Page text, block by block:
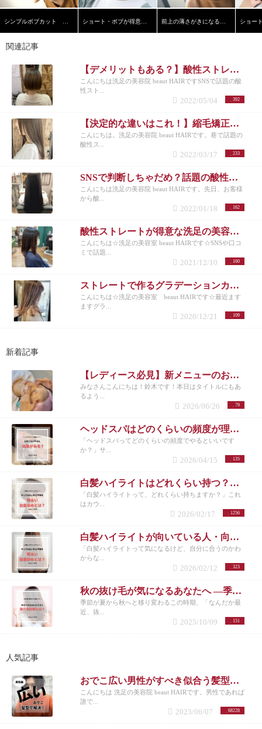
関連記事
【デメリットもある？】酸性ストレートとは？洗足で口コミの多い美容院が解説！
こんにちは洗足の美容院 beaut HAIRですSNSで話題の酸
性スト...
392
2022/05/04
【決定的な違いはこれ！】縮毛矯正と酸性ストレートの違いって何？
こんにちは。洗足の美容院 beaut HAIRです。巷で話題の
酸性ス...
233
2022/03/17
SNSで判断しちゃだめ？話題の酸性ストレートのメリットとデメリットとは？
こんにちは洗足の美容院 beaut HAIRです。先日、お客様
から酸...
162
2022/01/18
酸性ストレートが得意な洗足の美容室がメリットを解説します！
こんにちは☆洗足の美容室 beaut HAIRです☆SNSや口コ
ミで話題...
160
2021/12/10
ストレートで作るグラデーションカラーは密かに注目されています☆
こんにちは☆洗足の美容室 beaut HAIRです☆最近ます
ますグラ...
109
2020/12/21
新着記事
【レディース必見】新メニューのお知らせ
みなさんこんにちは！鈴木です！本日はタイトルにもあ
るよう...
79
2026/06/26
ヘッドスパはどのくらいの頻度が理想？女性に多い悩みと正しい通い方
「ヘッドスパってどのくらいの頻度でやるといいです
か？」サ...
135
2026/04/15
白髪ハイライトはどれくらい持つ？頻度とメンテナンスの目安を解説
「白髪ハイライトって、どれくらい持ちますか？」これ
はカウ...
1256
2026/02/17
白髪ハイライトが向いている人・向いていない人｜後悔しない選び方 洗足
「白髪ハイライトって気になるけど、自分に合うのかわ
からな...
323
2026/02/12
秋の抜け毛が気になるあなたへ ―季節の変わり目に必要な頭皮ケアとは―
季節が夏から秋へと移り変わるこの時期、「なんだか最
近、抜...
151
2025/10/09
人気記事
おでこ広い男性がすべき似合う髪型とは？不向きなメンズスタイルも紹介！
こんにちは 洗足の美容院 beaut HAIRです。男性であれば
誰で...
68228
2023/06/07